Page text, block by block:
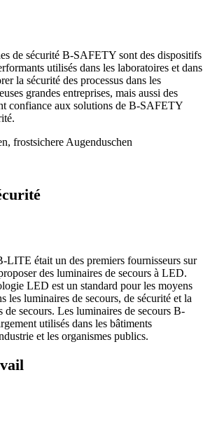
de sécurité B-SAFETY sont des dispositifs
utilisés dans les laboratoires et dans
la sécurité des processus dans les
grandes entreprises, mais aussi des
confiance aux solutions de B-SAFETY
était un des premiers fournisseurs sur
des luminaires de secours à LED.
LED est un standard pour les moyens
les luminaires de secours, de sécurité et la
de secours. Les luminaires de secours B-
utilisés dans les bâtiments
et les organismes publics.